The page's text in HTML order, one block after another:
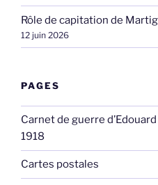
Rôle de capitation de
12 juin 2026
PAGES
Carnet de guerre
1918
Cartes postales